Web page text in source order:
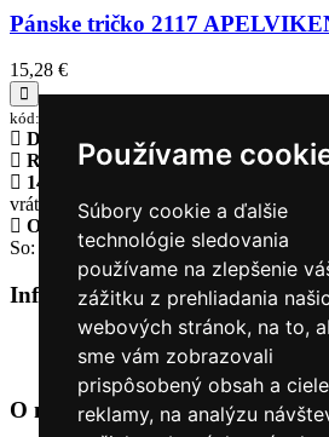
Používame
Súbory cookie a ďalšie
technológie sledovania
používame na zlepšenie
zážitku z prehliadania
webových stránok, na to,
sme vám zobrazovali
prispôsobený obsah a
reklamy, na analýzu
Pánske tričko 2117
15,28 €
kód:7853907_020
Doprava zadarmo
pri objednávke nad
Rýchle dodanieTovar Vám odošleme
14 Dní na vrátenie tovaru
Ak Vám
vrátiť
Otvorené celý týždeň
Po - pia: 8:30 -
So: 9:00 - 12:00
Informácie+
O nás
Kontakt
O nás +